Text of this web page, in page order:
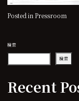
Posted in Pressroom
検索
検索
Recent